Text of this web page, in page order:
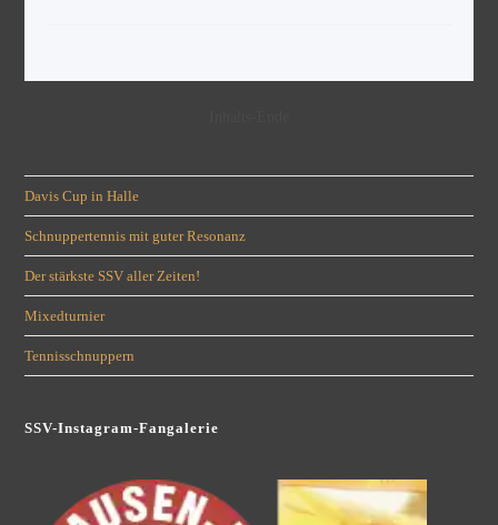
Davis Cup in Halle
Schnuppertennis mit guter Resonanz
Der stärkste SSV aller Zeiten!
Mixedturnier
Tennisschnuppern
SSV-Instagram-Fangalerie